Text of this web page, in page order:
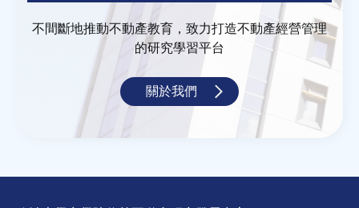
不間斷地推動不動產教育，致力打造不動產經營管理
的研究學習平台
關於我們